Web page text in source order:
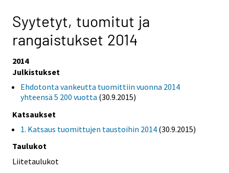
Syytetyt, tuomitut ja
rangaistukset 2014
2014
Julkistukset
Ehdotonta vankeutta tuomittiin vuonna 2014
yhteensä 5 200 vuotta (30.9.2015)
Katsaukset
1. Katsaus tuomittujen taustoihin 2014 (30.9.2015)
Taulukot
Liitetaulukot